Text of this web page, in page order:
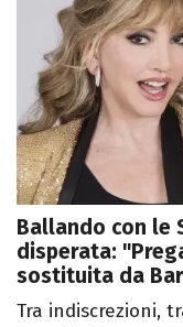
Ballando con le
disperata:
sostituita da
Tra indiscrezioni,